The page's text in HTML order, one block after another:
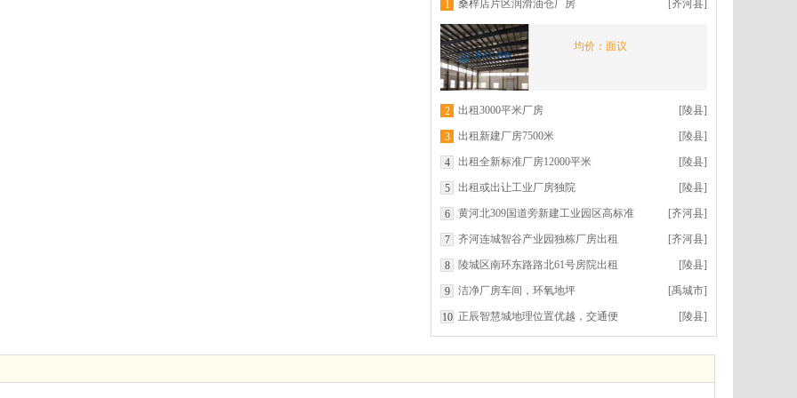
1 桑梓店片区润滑油仓厂房 [齐河县]
均价：面议
2 出租3000平米厂房 [陵县]
3 出租新建厂房7500米 [陵县]
4 出租全新标准厂房12000平米 [陵县]
5 出租或出让工业厂房独院 [陵县]
6 黄河北309国道旁新建工业园区高标准
厂房仓库 40000平可
[齐河县]
7 齐河连城智谷产业园独栋厂房出租 [齐河县]
8 陵城区南环东路路北61号房院出租 [陵县]
9 洁净厂房车间，环氧地坪 [禹城市]
10 正辰智慧城地理位置优越，交通便 [陵县]